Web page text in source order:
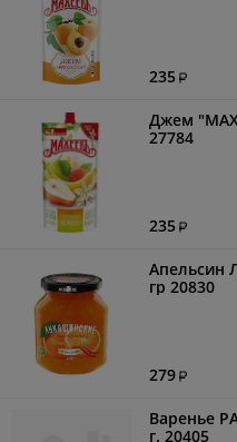
235
Джем
27784
235
Апельсин
гр 20830
279
Варенье
г. 20405